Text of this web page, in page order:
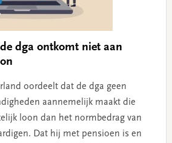
dga ontkomt niet aan
oordeelt dat de dga geen
aannemelijk maakt die
loon dan het normbedrag van
Dat hij met pensioen is en